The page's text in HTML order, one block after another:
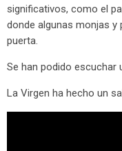
significativos, como el
donde algunas monjas y
puerta.
Se han podido escuchar
La Virgen ha hecho un